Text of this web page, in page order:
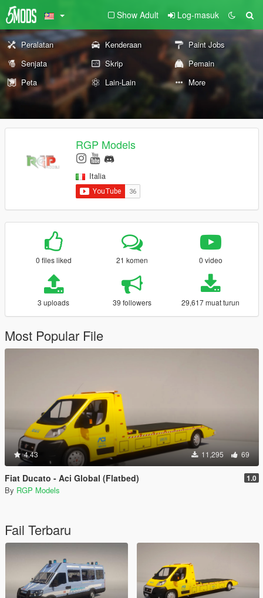
Show Adult Log-masuk
Peralatan Kenderaan
Paint Jobs
Senjata
Skrip
Pemain
Peta
Lain-Lain More
RGP Models
Italia
0 files liked 21 komen 0 video
3 uploads 39 followers 29,617 muat turun
Most Popular File
4.43 11,295 69
Fiat Ducato - Aci Global (Flatbed) 1.0
By RGP Models
Fail Terbaru